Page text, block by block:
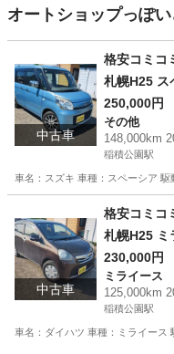
オートショップっぽい
中古車
格安コミコ
札幌H25 ス
250,000円
その他
148,000km
稲積公園駅
車名：スズキ 車種：スペーシア
稲積公園駅
中古車
格安コミコ
札幌H25
230,000円
ミライース
125,000km
稲積公園駅
車名：ダイハツ 車種：ミライース